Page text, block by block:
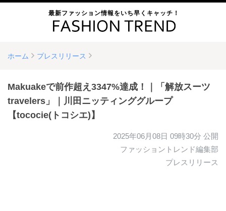
最新ファッション情報をいち早くキャッチ！
ホーム プレスリリース
Makuakeで前作超え3347%達成！｜「解放スーツ
travelers」｜川田ニッティンググループ
【tococie(トコシエ)】
2025年06月08日 09時30分 公開
ファッショントレンド編集部
プレスリリース